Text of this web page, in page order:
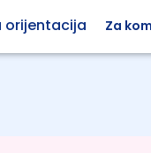
orijentacija Za